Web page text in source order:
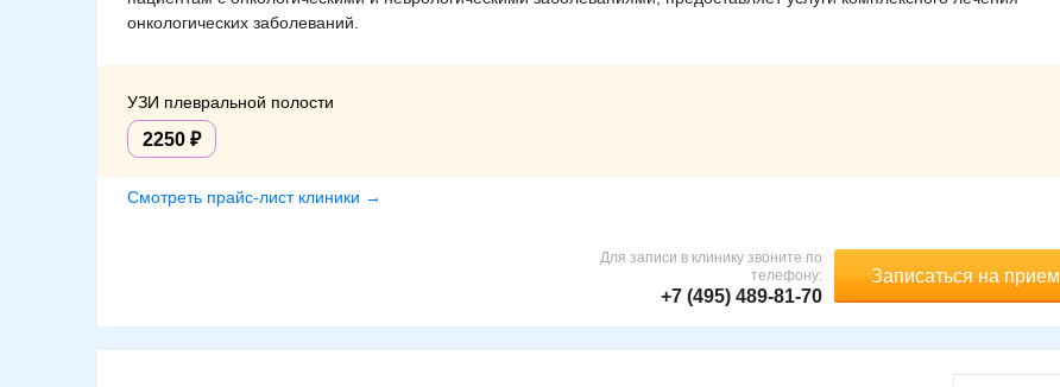
онкологических заболеваний.
УЗИ плевральной полости
2250
Смотреть прайс-лист клиники →
Записаться на прием
Для записи в клинику звоните по
телефону:
+7 (495) 489-81-70